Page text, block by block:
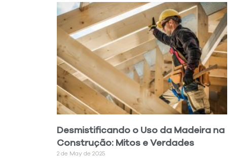
Desmistificando o Uso da Madeira na
Construção: Mitos e Verdades
2 de May de 2025